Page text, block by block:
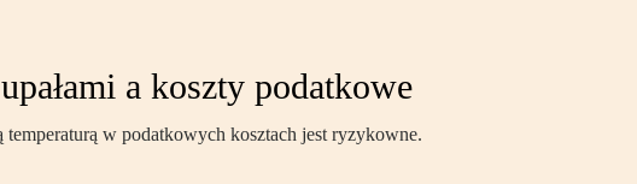
a koszty podatkowe
w podatkowych kosztach jest ryzykowne.